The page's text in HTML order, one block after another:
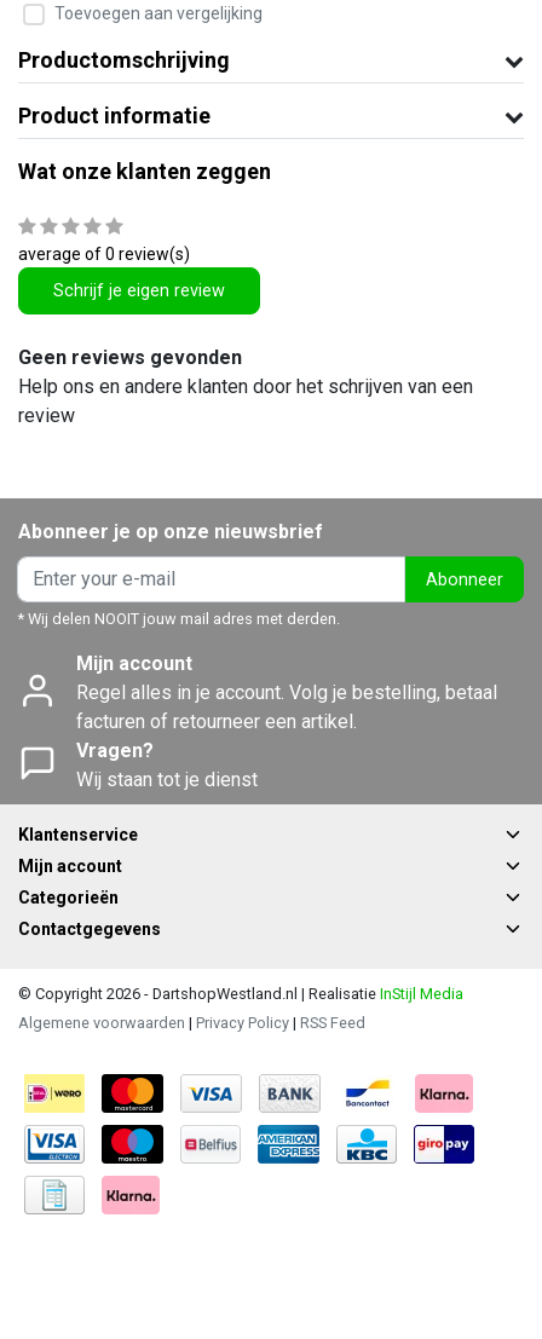
Toevoegen aan vergelijking
Productomschrijving
Product informatie
Wat onze klanten zeggen
average of 0 review(s)
Schrijf je eigen review
Geen reviews gevonden
Help ons en andere klanten door het schrijven van een
review
Abonneer je op onze nieuwsbrief
Abonneer
* Wij delen NOOIT jouw mail adres met derden.
Mijn account
Regel alles in je account. Volg je bestelling, betaal
facturen of retourneer een artikel.
Vragen?
Wij staan tot je dienst
Klantenservice
Mijn account
Categorieën
Contactgegevens
© Copyright 2026 - DartshopWestland.nl | Realisatie InStijl Media
Algemene voorwaarden | Privacy Policy | RSS Feed